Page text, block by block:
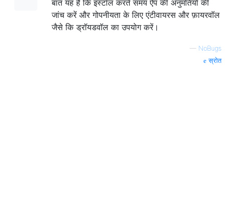
बात यह है कि इंस्टॉल करते समय ऐप की अनुमतियों की
जांच करें और गोपनीयता के लिए एंटीवायरस और फ़ायरवॉल
जैसे कि ड्रॉयडवॉल का उपयोग करें।
— NoBugs
स्रोत